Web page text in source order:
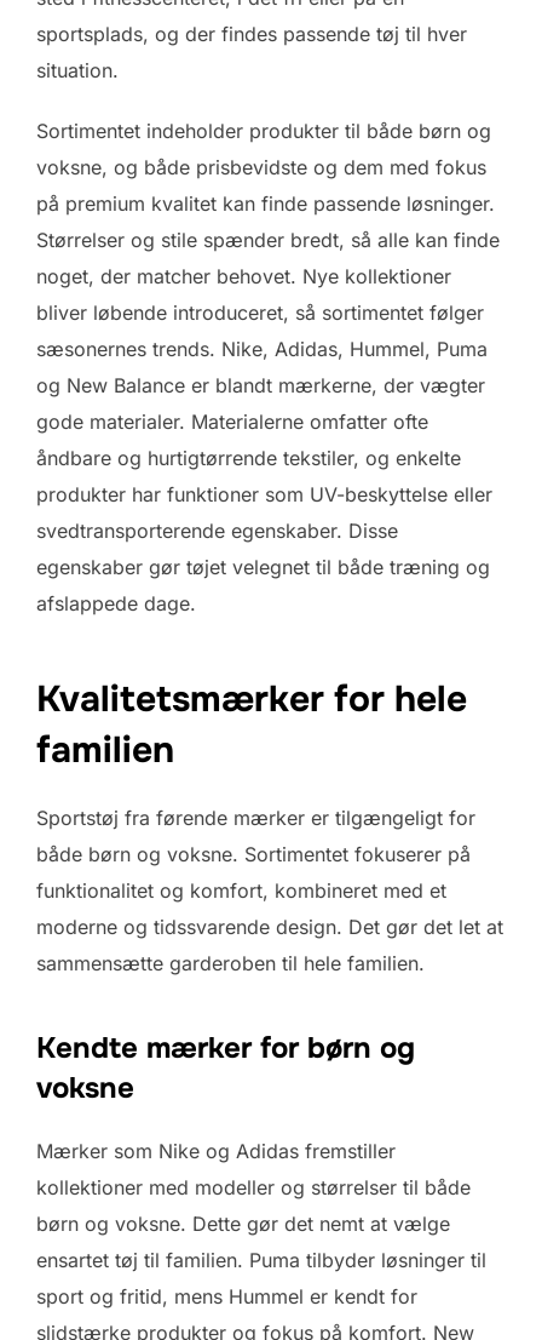
sportsplads, og der findes passende tøj til hver
situation.
Sortimentet indeholder produkter til både børn og
voksne, og både prisbevidste og dem med fokus
på premium kvalitet kan finde passende løsninger.
Størrelser og stile spænder bredt, så alle kan finde
noget, der matcher behovet. Nye kollektioner
bliver løbende introduceret, så sortimentet følger
sæsonernes trends. Nike, Adidas, Hummel, Puma
og New Balance er blandt mærkerne, der vægter
gode materialer. Materialerne omfatter ofte
åndbare og hurtigtørrende tekstiler, og enkelte
produkter har funktioner som UV-beskyttelse eller
svedtransporterende egenskaber. Disse
egenskaber gør tøjet velegnet til både træning og
afslappede dage.
Kvalitetsmærker for hele
familien
Sportstøj fra førende mærker er tilgængeligt for
både børn og voksne. Sortimentet fokuserer på
funktionalitet og komfort, kombineret med et
moderne og tidssvarende design. Det gør det let at
sammensætte garderoben til hele familien.
Kendte mærker for børn og
voksne
Mærker som Nike og Adidas fremstiller
kollektioner med modeller og størrelser til både
børn og voksne. Dette gør det nemt at vælge
ensartet tøj til familien. Puma tilbyder løsninger til
sport og fritid, mens Hummel er kendt for
slidstærke produkter og fokus på komfort. New